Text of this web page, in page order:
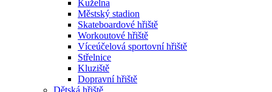
Kuželna
Městský stadion
Skateboardové hřiště
Workoutové hřiště
Víceúčelová sportovní hřiště
Střelnice
Kluziště
Dopravní hřiště
Dětská hřiště